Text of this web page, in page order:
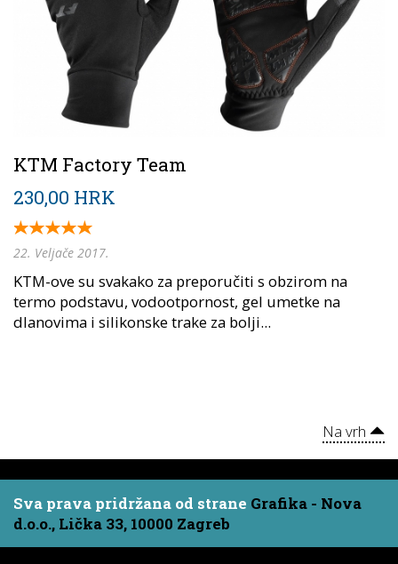
KTM Factory Team
230,00 HRK
22. Veljače 2017.
KTM-ove su svakako za preporučiti s obzirom na
termo podstavu, vodootpornost, gel umetke na
dlanovima i silikonske trake za bolji...
Na vrh
Sva prava pridržana od strane Grafika - Nova
d.o.o., Lička 33, 10000 Zagreb